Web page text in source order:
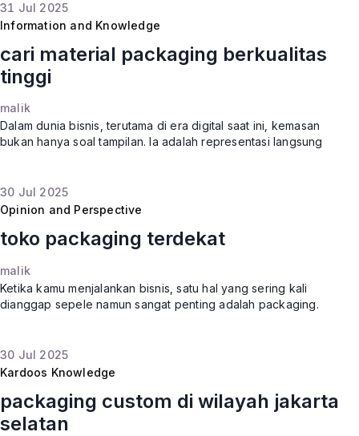
31 Jul 2025
Information and Knowledge
cari material packaging berkualitas
tinggi
malik
Dalam dunia bisnis, terutama di era digital saat ini, kemasan
bukan hanya soal tampilan. Ia adalah representasi langsung
30 Jul 2025
Opinion and Perspective
toko packaging terdekat
malik
Ketika kamu menjalankan bisnis, satu hal yang sering kali
dianggap sepele namun sangat penting adalah packaging.
30 Jul 2025
Kardoos Knowledge
packaging custom di wilayah jakarta
selatan